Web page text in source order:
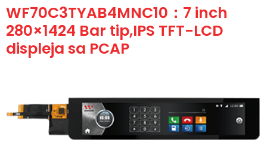
WF70C3TYAB4MNC10：7 inch
280×1424 Bar tip,IPS TFT-LCD
displeja sa PCAP